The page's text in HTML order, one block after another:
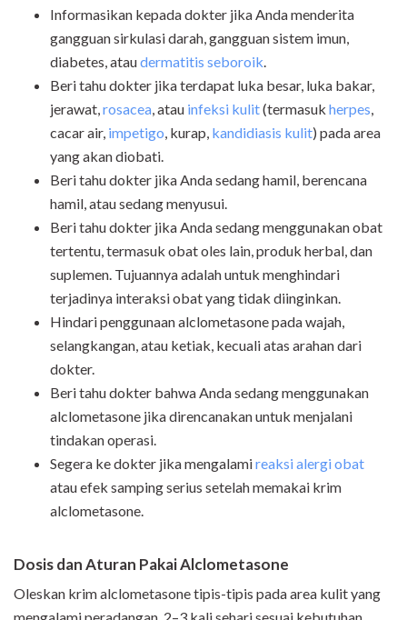
Informasikan kepada dokter jika Anda menderita
gangguan sirkulasi darah, gangguan sistem imun,
diabetes, ataudermatitis seboroik.
Beri tahu dokter jika terdapat luka besar, luka bakar,
jerawat,rosacea, atau infeksi kulit(termasuk herpes,
cacar air, impetigo, kurap, kandidiasis kulit) pada area
yang akan diobati.
Beri tahu dokter jika Anda sedang hamil, berencana
hamil, atau sedang menyusui.
Beri tahu dokter jika Anda sedang menggunakan obat
tertentu, termasuk obat oles lain, produk herbal, dan
suplemen. Tujuannya adalah untuk menghindari
terjadinya interaksi obat yang tidak diinginkan.
Hindari penggunaan alclometasone pada wajah,
selangkangan, atau ketiak, kecuali atas arahan dari
dokter.
Beri tahu dokter bahwa Anda sedang menggunakan
alclometasone jika direncanakan untuk menjalani
tindakan operasi.
Segera ke dokter jika mengalamireaksi alergi obat
atau efek samping serius setelah memakai krim
alclometasone.
Dosis dan Aturan Pakai Alclometasone
Oleskan krim alclometasone tipis-tipis pada area kulit yang